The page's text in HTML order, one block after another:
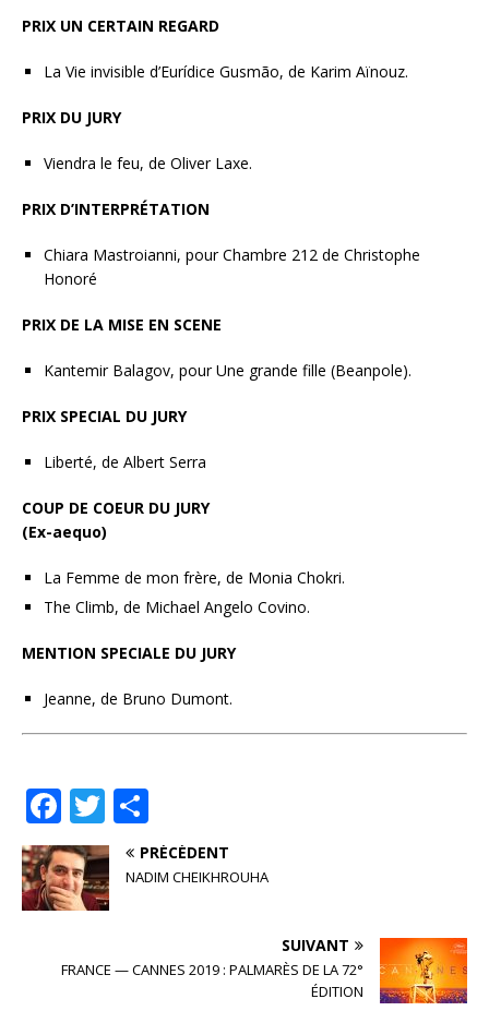
PRIX UN CERTAIN REGARD
La Vie invisible d’Eurídice Gusmão, de Karim Aïnouz.
PRIX DU JURY
Viendra le feu, de Oliver Laxe.
PRIX D’INTERPRÉTATION
Chiara Mastroianni, pour Chambre 212 de Christophe
Honoré
PRIX DE LA MISE EN SCENE
Kantemir Balagov, pour Une grande fille (Beanpole).
PRIX SPECIAL DU JURY
Liberté, de Albert Serra
COUP DE COEUR DU JURY
(Ex-aequo)
La Femme de mon frère, de Monia Chokri.
The Climb, de Michael Angelo Covino.
MENTION SPECIALE DU JURY
Jeanne, de Bruno Dumont.
F
a
c
e
o
T
w
it
te
ar
ta
r
PRÉCÉDENT
NADIM CHEIKHROUHA
SUIVANT
FRANCE — CANNES 2019 : PALMARÈS DE LA 72°
ÉDITION